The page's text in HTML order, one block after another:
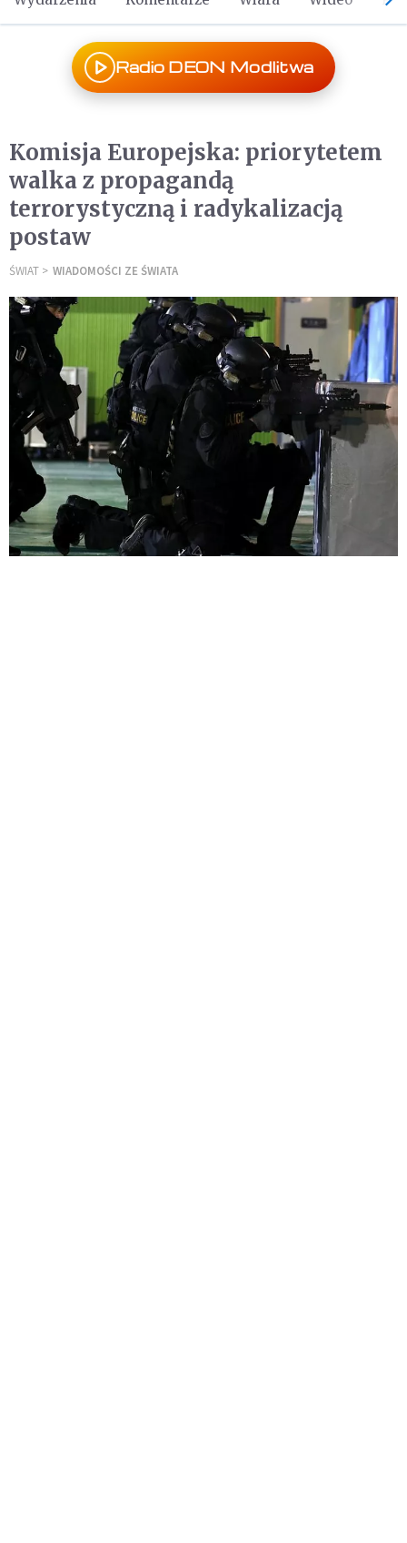
Radio DEON Modlitwa
Komisja Europejska: priorytetem
walka z propagandą
terrorystyczną i radykalizacją
postaw
ŚWIAT WIADOMOŚCI ZE ŚWIATA